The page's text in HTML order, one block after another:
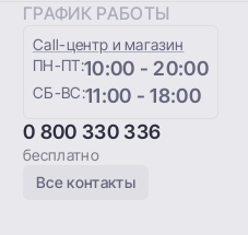
ГРАФИК РАБОТЫ
Сall-центр и магазин
ПН-ПТ:10:00 - 20:00
СБ-ВС:11:00 - 18:00
0 800 330 336
бесплатно
Все контакты